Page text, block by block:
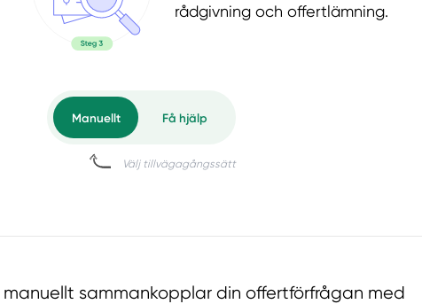
rådgivning och offertlämning.
sammankopplar din offertförfrågan med